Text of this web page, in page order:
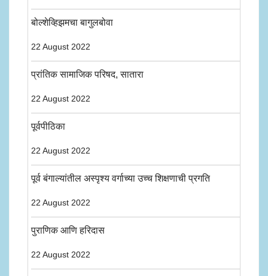
बोल्शेव्हिझमचा बागुलबोवा
22 August 2022
प्रांतिक सामाजिक परिषद, सातारा
22 August 2022
पूर्वपीठिका
22 August 2022
पूर्व बंगाल्यांतील अस्पृश्य वर्गाच्या उच्च शिक्षणाची प्रगति
22 August 2022
पुराणिक आणि हरिदास
22 August 2022